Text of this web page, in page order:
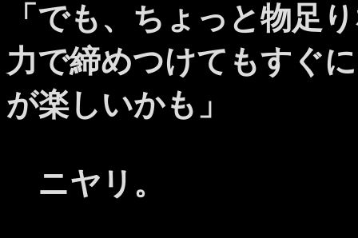
「でも、ちょっと物足
力で締めつけてもすぐ
が楽しいかも」
ニヤリ。